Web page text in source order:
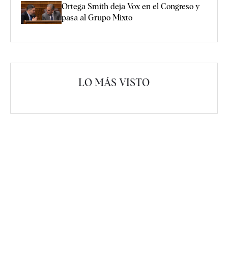
Ortega Smith deja Vox en el Congreso y
pasa al Grupo Mixto
LO MÁS VISTO